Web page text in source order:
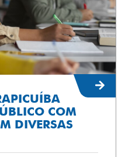
COM
DIVERSAS